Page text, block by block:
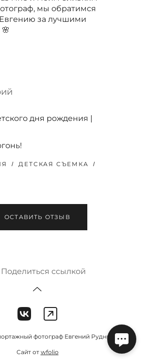
мы обратимся
за лучшими
дня рождения |
ДЕТСКАЯ СЪЕМКА
ОСТАВИТЬ ОТЗЫВ
Поделиться ссылкой
фотограф Евгений Рудницкий
Сайт от wfolio